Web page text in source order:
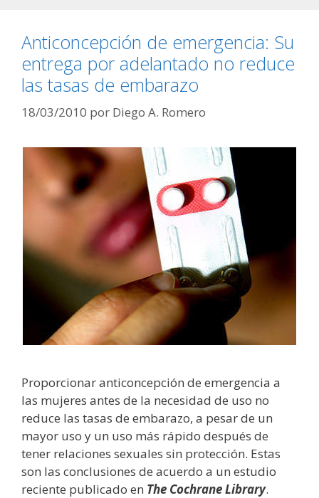
Anticoncepción de emergencia: Su
entrega por adelantado no reduce
las tasas de embarazo
18/03/2010 por Diego A. Romero
Proporcionar anticoncepción de emergencia a
las mujeres antes de la necesidad de uso no
reduce las tasas de embarazo, a pesar de un
mayor uso y un uso más rápido después de
tener relaciones sexuales sin protección. Estas
son las conclusiones de acuerdo a un estudio
reciente publicado en The Cochrane Library.